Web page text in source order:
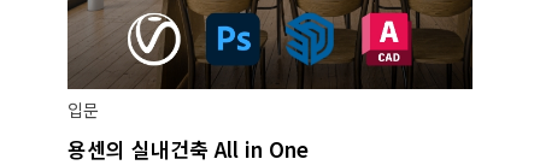
입문
용센의 실내건축 All in One